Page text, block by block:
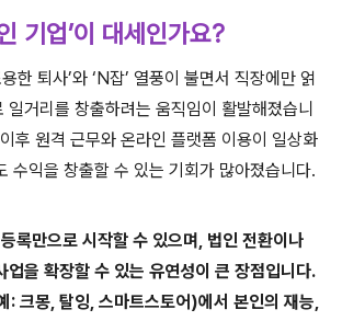
기업’이 대세인가요?
한 퇴사’와 ‘N잡’ 열풍이 불면서 직장에만 얽
일거리를 창출하려는 움직임이 활발해졌습니
후 원격 근무와 온라인 플랫폼 이용이 일상화
수익을 창출할 수 있는 기회가 많아졌습니다.
록만으로 시작할 수 있으며, 법인 전환이나
업을 확장할 수 있는 유연성이 큰 장점입니다.
: 크몽, 탈잉, 스마트스토어)에서 본인의 재능,